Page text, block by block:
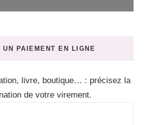
UN PAIEMENT EN LIGNE
livre, boutique… : précisez la
de votre virement.